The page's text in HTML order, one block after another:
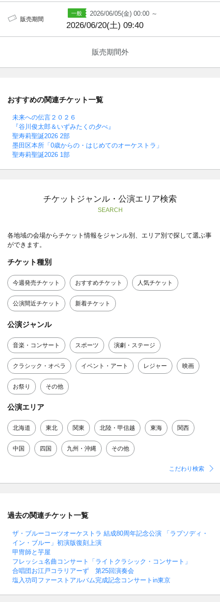
販売期間
2026/06/05(金) 00:00 ～
2026/06/20(土) 09:40
販売期間外
おすすめの関連チケット一覧
未来への伝言２０２６
『谷川俊太郎＆いずみたくの夕べ』
聖寿莉聖誕2026 2部
墨田区本所「0歳からの・はじめてのオーケストラ」
聖寿莉聖誕2026 1部
チケットジャンル・公演エリア検索
SEARCH
各地域の会場からチケット情報をジャンル別、エリア別で探して選ぶ事
ができます。
チケット種別
今週発売チケット おすすめチケット 人気チケット
公演間近チケット 新着チケット
公演ジャンル
音楽・コンサート スポーツ 演劇・ステージ
クラシック・オペラ イベント・アート レジャー 映画
お祭り その他
公演エリア
北海道 東北 関東 北陸・甲信越 東海 関西
中国 四国 九州・沖縄 その他
こだわり検索
過去の関連チケット一覧
ザ・ブルーコーツオーケストラ 結成80周年記念公演 「ラプソディ・
イン・ブルー」初演版復刻上演
甲冑師と芋屋
フレッシュ名曲コンサート「ライトクラシック・コンサート」
合唱団お江戸コラリアーず 第25回演奏会
塩入功司ファーストアルバム完成記念コンサートin東京